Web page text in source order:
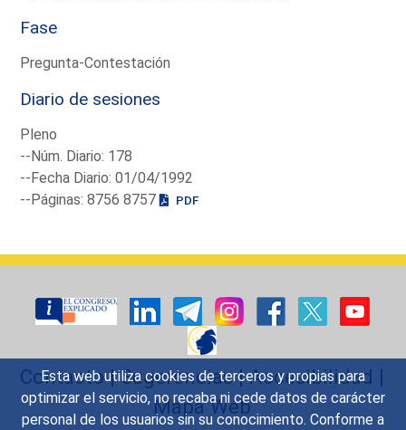
Esta web utiliza cookies de terceros y propias para
optimizar el servicio, no recaba ni cede datos de carácter
personal de los usuarios sin su conocimiento. Conforme a
Fase
Pregunta-Contestación
Diario de sesiones
Pleno
--Núm. Diario: 178
--Fecha Diario: 01/04/1992
--Páginas: 8756 8757
PDF
Contacto|Sugerencias|Accesibilidad |
Mapa Web